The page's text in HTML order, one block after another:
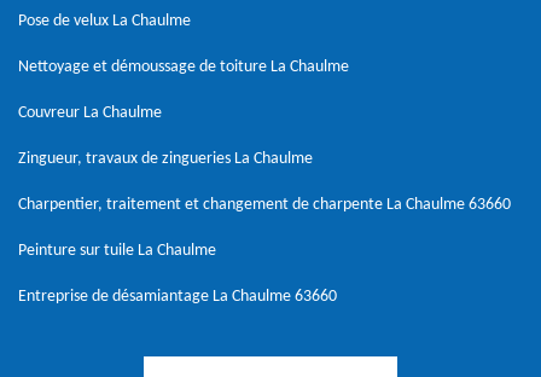
Pose de velux La Chaulme
Nettoyage et démoussage de toiture La Chaulme
Couvreur La Chaulme
Zingueur, travaux de zingueries La Chaulme
Charpentier, traitement et changement de charpente La Chaulme 63660
Peinture sur tuile La Chaulme
Entreprise de désamiantage La Chaulme 63660